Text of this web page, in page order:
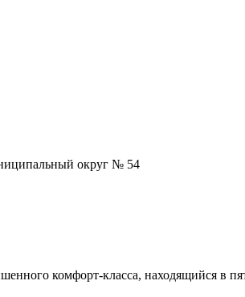
округ № 54
комфорт-класса, находящийся в